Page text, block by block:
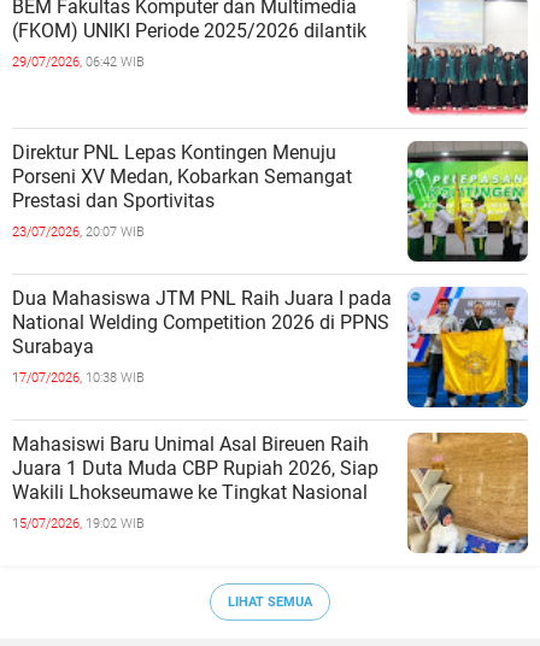
BEM Fakultas Komputer dan Multimedia
(FKOM) UNIKI Periode 2025/2026 dilantik
29/07/2026, 06:42 WIB
Direktur PNL Lepas Kontingen Menuju
Porseni XV Medan, Kobarkan Semangat
Prestasi dan Sportivitas
23/07/2026, 20:07 WIB
Dua Mahasiswa JTM PNL Raih Juara I pada
National Welding Competition 2026 di PPNS
Surabaya
17/07/2026, 10:38 WIB
Mahasiswi Baru Unimal Asal Bireuen Raih
Juara 1 Duta Muda CBP Rupiah 2026, Siap
Wakili Lhokseumawe ke Tingkat Nasional
15/07/2026, 19:02 WIB
LIHAT SEMUA